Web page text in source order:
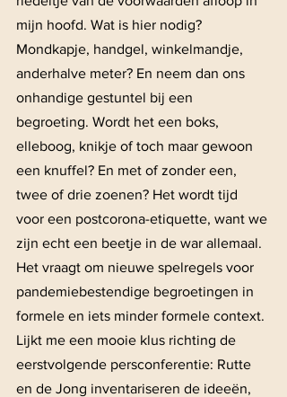
mijn hoofd. Wat is hier nodig?
Mondkapje, handgel, winkelmandje,
anderhalve meter? En neem dan ons
onhandige gestuntel bij een
begroeting. Wordt het een boks,
elleboog, knikje of toch maar gewoon
een knuffel? En met of zonder een,
twee of drie zoenen? Het wordt tijd
voor een postcorona-etiquette, want we
zijn echt een beetje in de war allemaal.
Het vraagt om nieuwe spelregels voor
pandemiebestendige begroetingen in
formele en iets minder formele context.
Lijkt me een mooie klus richting de
eerstvolgende persconferentie: Rutte
en de Jong inventariseren de ideeën,